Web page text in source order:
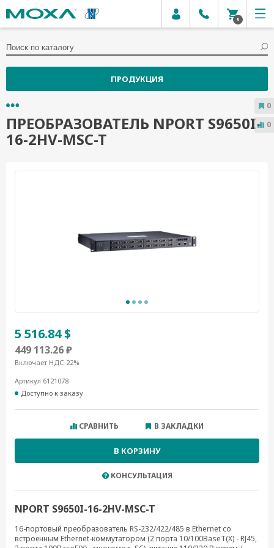
0
ПРОДУКЦИЯ
ПРЕОБРАЗОВАТЕЛЬ NPORT S9650I-
16-2HV-MSC-T
5 516.84 $
449 113.26 ₽
Включает НДС 22%
Артикул 6121078
Доступно к заказу
СРАВНИТЬ В ЗАКЛАДКИ
В КОРЗИНУ
КОНСУЛЬТАЦИЯ
NPORT S9650I-16-2HV-MSC-T
16-портовый преобразователь RS-232/422/485 в Ethernet cо
встроенным Ethernet-коммутатором (2 порта 10/100BaseT(X) - RJ45,
0
0